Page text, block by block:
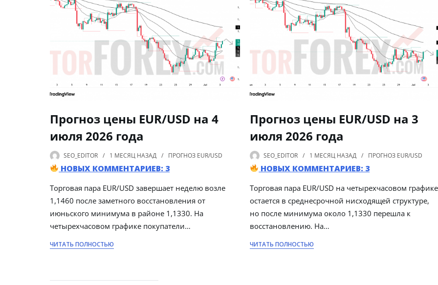
Прогноз цены EUR/USD на 4
июля 2026 года
SEO_EDITOR 1 МЕСЯЦ НАЗАД ПРОГНОЗ EUR/USD
НОВЫХ КОММЕНТАРИЕВ: 3
Торговая пара EUR/USD завершает неделю возле
1,1460 после заметного восстановления от
июньского минимума в районе 1,1330. На
четырехчасовом графике покупатели…
ЧИТАТЬ ПОЛНОСТЬЮ
Прогноз цены EUR/USD на 3
июля 2026 года
SEO_EDITOR 1 МЕСЯЦ НАЗАД ПРОГНОЗ EUR/USD
НОВЫХ КОММЕНТАРИЕВ: 3
Торговая пара EUR/USD на четырехчасовом графике
остается в среднесрочной нисходящей структуре,
но после минимума около 1,1330 перешла к
восстановлению. На…
ЧИТАТЬ ПОЛНОСТЬЮ